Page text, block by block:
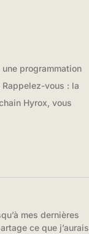
programmation
vous : la
Hyrox, vous
mes dernières
ce que j’aurais